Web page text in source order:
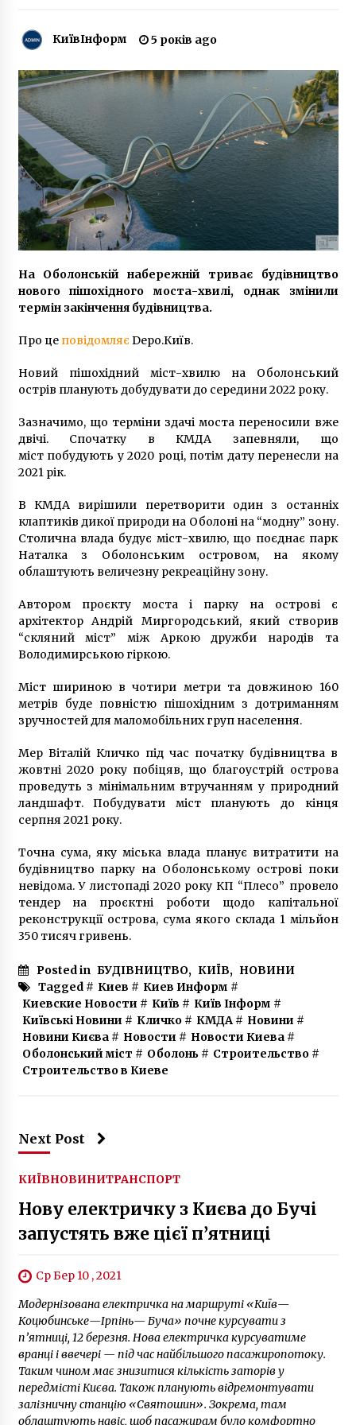
За день в озерах Києва потонуло двоє людей
Як виглядав Київ у 1918 році: архівні фото,
зроблені з повітря
2 роки ago
Готель Дніпро перетворять на Казино?
6 років ago
комплекс
8 років ago
Чому ЗСУ методично палять склади
Wildberries
3 дні ago
КиївІнформ 5 років ago
На Оболонській набережній триває будівництво
нового пішохідного моста-хвилі, однак змінили
термін закінчення будівництва.
Про це повідомляє Depo.Київ.
Новий пішохідний міст-хвилю на Оболонський
острів планують добудувати до середини 2022 року.
Зазначимо, що терміни здачі моста переносили вже
двічі. Спочатку в КМДА запевняли, що
міст побудують у 2020 році, потім дату перенесли на
2021 рік.
В КМДА вирішили перетворити один з останніх
клаптиків дикої природи на Оболоні на “модну” зону.
Столична влада будує міст-хвилю, що поєднає парк
Наталка з Оболонським островом, на якому
облаштують величезну рекреаційну зону.
Автором проєкту моста і парку на острові є
архітектор Андрій Миргородський, який створив
“скляний міст” між Аркою дружби народів та
Володимирською гіркою.
Міст шириною в чотири метри та довжиною 160
метрів буде повністю пішохідним з дотриманням
зручностей для маломобільних груп населення.
Мер Віталій Кличко під час початку будівництва в
жовтні 2020 року побіцяв, що благоустрій острова
проведуть з мінімальним втручанням у природний
ландшафт. Побудувати міст планують до кінця
серпня 2021 року.
Точна сума, яку міська влада планує витратити на
будівництво парку на Оболонському острові поки
невідома. У листопаді 2020 року КП “Плесо” провело
тендер на проєктні роботи щодо капітальної
реконструкції острова, сума якого склада 1 мільйон
350 тисяч гривень.
Posted in БУДІВНИЦТВО, КИЇВ, НОВИНИ
Tagged # Киев # Киев Информ #
Киевские Новости # Київ # Київ Інформ #
Київські Новини # Кличко# КМДА# Новини #
Новини Києва# Новости # Новости Киева#
Оболонський міст # Оболонь# Строительство#
Строительство в Киеве
Next Post
КИЇВНОВИНИТРАНСПОРТ
Нову електричку з Києва до Бучі
запустять вже цієї п’ятниці
Ср Бер 10 , 2021
Модернізована електричка на маршруті «Київ—
Коцюбинське—Ірпінь— Буча» почне курсувати з
п’ятниці, 12 березня. Нова електричка курсуватиме
вранці і ввечері — під час найбільшого пасажиропотоку.
Таким чином має знизитися кількість заторів у
передмісті Києва. Також планують відремонтувати
залізничну станцію «Святошин». Зокрема, там
облаштують навіс, щоб пасажирам було комфортно